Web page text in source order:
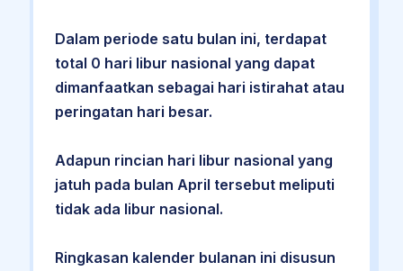
Dalam periode satu bulan ini, terdapat
total 0 hari libur nasional yang dapat
dimanfaatkan sebagai hari istirahat atau
peringatan hari besar.
Adapun rincian hari libur nasional yang
jatuh pada bulan April tersebut meliputi
tidak ada libur nasional.
Ringkasan kalender bulanan ini disusun